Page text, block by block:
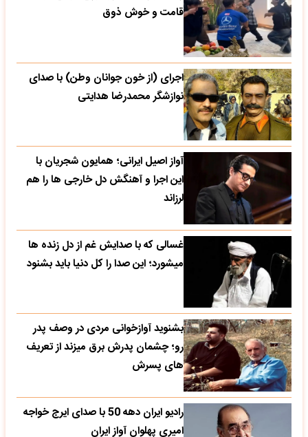
قامت و خوش ذوق
اجرای (از خون جوانان وطن) با صدای
نوازشگر محمدرضا هدایتی
آواز اصیل ایرانی؛ همایون شجریان با
این اجرا و آهنگش دل خارجی ها را هم
لرزاند
غسالی که با صدایش غم از دل زنده ها
میشورد؛ این صدا را کل دنیا باید بشنود
بشنوید آوازخوانی مردی در وصف پدر
رو؛ چشمان پدرش برق میزند از تعریف
های پسرش
رادیو ایران دهه 50 با صدای ایرج خواجه
امیری پهلوان آواز ایران